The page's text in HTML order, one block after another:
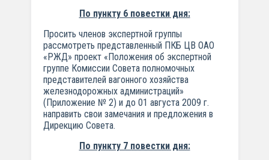
По пункту 6 повестки дня:
Просить членов экспертной группы
рассмотреть представленный ПКБ ЦВ ОАО
«РЖД» проект «Положения об экспертной
группе Комиссии Совета полномочных
представителей вагонного хозяйства
железнодорожных администраций»
(Приложение № 2) и до 01 августа 2009 г.
направить свои замечания и предложения в
Дирекцию Совета.
По пункту 7 повестки дня: